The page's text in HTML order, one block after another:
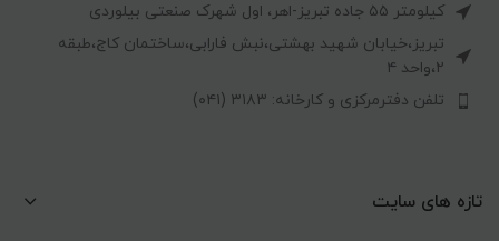
کیلومتر ۵۵ جاده تبریز-اهر، اول شهرک صنعتی بیلوردی
تبریز،خیابان شهید بهشتی،نبش فارابی،ساختمان کاج،طبقه
۲،واحد ۴
تلفن دفترمرکزی و کارخانه: ۳۱۸۳ (۰۴۱)
تازه های سایت